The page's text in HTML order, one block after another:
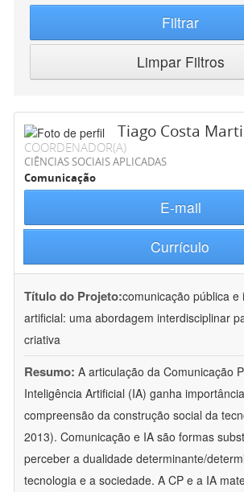
Filtrar
Limpar Filtros
Tiago Costa
COORDENADOR(A)
CIÊNCIAS SOCIAIS APLICADAS
Comunicação
E-mail
Currículo
Título do Projeto:comunicação pública e
artificial: uma abordagem interdisciplinar
criativa
Resumo: A articulação da Comunicação
Inteligência Artificial (IA) ganha
compreensão da construção social da
2013). Comunicação e IA são formas
perceber a dualidade determinante/
tecnologia e a sociedade. A CP e a IA